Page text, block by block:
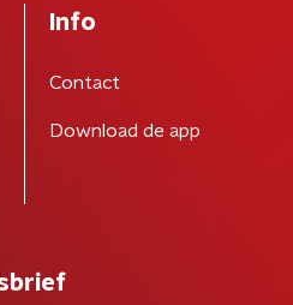
Info
Contact
Download de app